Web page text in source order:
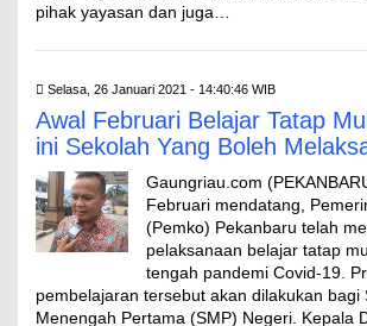
pihak yayasan dan juga…
Selasa, 26 Januari 2021 - 14:40:46 WIB
Awal Februari Belajar Tatap
ini Sekolah Yang Boleh
Gaungriau.com
Februari mendatang,
(Pemko) Pekanbaru telah
pelaksanaan belajar tatap
tengah pandemi Covid-19.
pembelajaran tersebut akan dilakukan bagi
Menengah Pertama (SMP) Negeri. Kepala